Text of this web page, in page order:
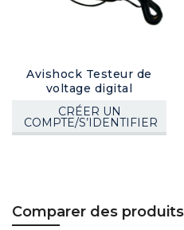
Avishock Testeur de
voltage digital
CRÉER UN
COMPTE/S’IDENTIFIER
Comparer des produits